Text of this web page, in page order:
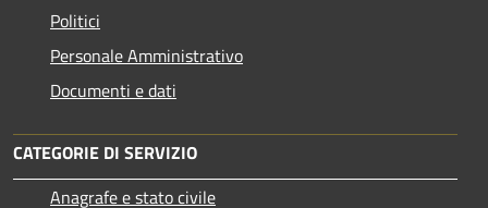
Politici
Personale Amministrativo
Documenti e dati
CATEGORIE DI SERVIZIO
Anagrafe e stato civile